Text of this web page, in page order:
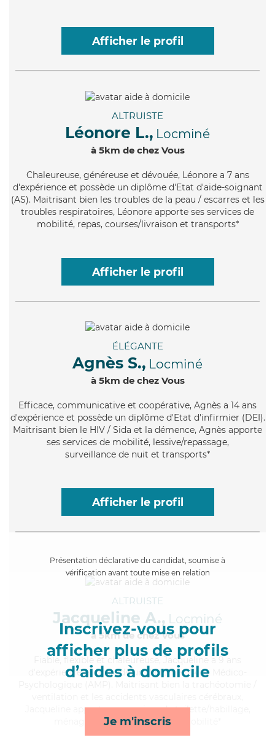
Afficher le profil
ALTRUISTE
Léonore L., Locminé
à 5km de chez Vous
Chaleureuse, généreuse et dévouée, Léonore a 7 ans
d'expérience et possède un diplôme d'Etat d'aide-soignant
(AS). Maitrisant bien les troubles de la peau / escarres et les
troubles respiratoires, Léonore apporte ses services de
mobilité, repas, courses/livraison et transports*
Afficher le profil
ÉLÉGANTE
Agnès S., Locminé
à 5km de chez Vous
Efficace, communicative et coopérative, Agnès a 14 ans
d'expérience et possède un diplôme d'Etat d'infirmier (DEI).
Maitrisant bien le HIV / Sida et la démence, Agnès apporte
ses services de mobilité, lessive/repassage,
surveillance de nuit et transports*
Afficher le profil
Présentation déclarative du candidat, soumise à
vérification avant toute mise en relation
Inscrivez-vous pour
afficher plus de profils
d’aides à domicile
Je m'inscris
ALTRUISTE
Jacqueline A., Locminé
à 5km de chez Vous
, flexible et chaleureuse, Jacqueline a 9 ans
d'expérience et possède un diplôme d'Aide Médico-
Jacqueline apporte ses services de toilette/habillage,
ménage, lessive/repassage et mobilité*